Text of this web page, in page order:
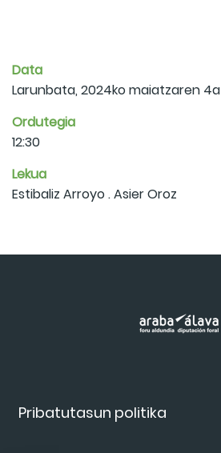
Data
Larunbata, 2024ko maiatzaren 4a
Ordutegia
12:30
Lekua
Estibaliz Arroyo . Asier Oroz
Pribatutasun politika